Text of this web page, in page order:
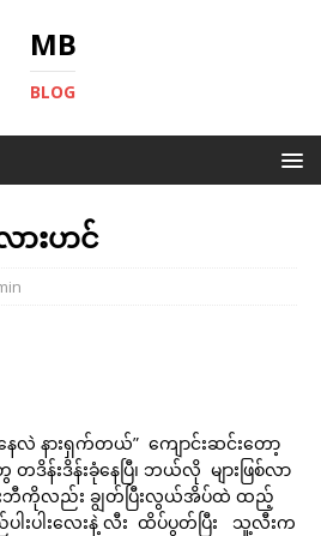
MB
BLOG
ားဟင်
ေလဲ နားရှက်တယ်” ကျောင်းဆင်းတော့
ဒိန်းဒိန်းခုံနေပြီ၊ ဘယ်လို များဖြစ်လာ
းဘီကိုလည်း ချွတ်ပြီးလွယ်အိပ်ထဲ ထည့်
ပါးပါးလေးနဲ့ လီး ထိပ်ပွတ်ပြီး သူ့လီးက